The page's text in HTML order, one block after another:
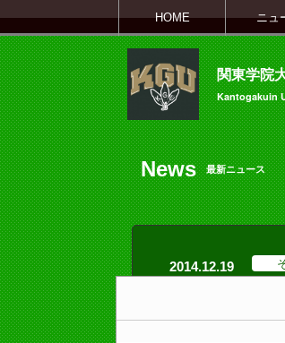
HOME ニュ
関東学院
Kantogakuin
News 最新ニュース
2014.12.19